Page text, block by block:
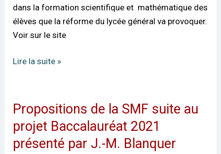
dans la formation scientifique et mathématique des
élèves que la réforme du lycée général va provoquer.
Voir sur le site
Lire la suite »
Propositions de la SMF suite au
projet Baccalauréat 2021
présenté par J.-M. Blanquer
Propositions
la
SMF